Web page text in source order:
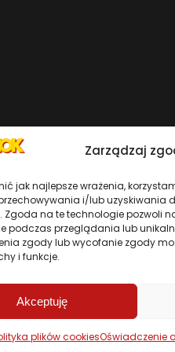
Zarządzaj
jak najlepsze wrażenia,
i/lub uzyskiwania
Zgoda na te technologie pozwoli
podczas przeglądania lub
zgody lub wycofanie zgody
i funkcje.
Akceptuję
plików cookiesOświadczenie
Chcesz zostać
Przewiń